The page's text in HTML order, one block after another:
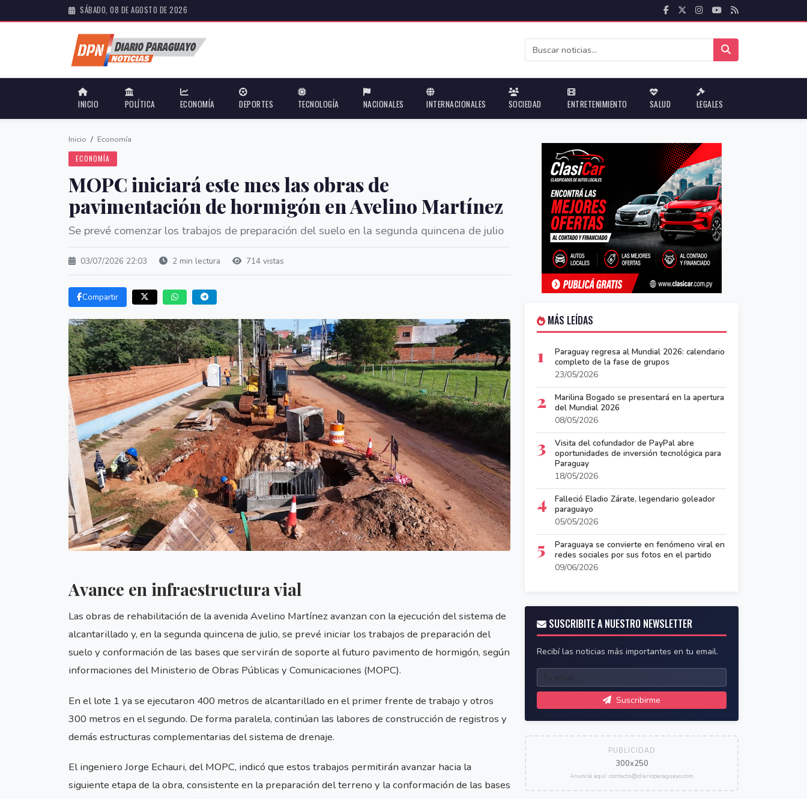
SÁBADO, 08 DE AGOSTO DE 2026
INICIO POLÍTICA ECONOMÍA DEPORTES TECNOLOGÍA NACIONALES INTERNACIONALES SOCIEDAD ENTRETENIMIENTO SALUD LEGALES
Inicio / Economía
ECONOMÍA
MOPC iniciará este mes las obras de
pavimentación de hormigón en Avelino Martínez
Se prevé comenzar los trabajos de preparación del suelo en la segunda quincena de julio
03/07/2026 22:03 2 min lectura 714 vistas
Compartir
Avance en infraestructura vial
Las obras de rehabilitación de la avenida Avelino Martínez avanzan con la ejecución del sistema de
alcantarillado y, en la segunda quincena de julio, se prevé iniciar los trabajos de preparación del
suelo y conformación de las bases que servirán de soporte al futuro pavimento de hormigón, según
informaciones del Ministerio de Obras Públicas y Comunicaciones (MOPC).
En el lote 1 ya se ejecutaron 400 metros de alcantarillado en el primer frente de trabajo y otros
300 metros en el segundo. De forma paralela, continúan las labores de construcción de registros y
demás estructuras complementarias del sistema de drenaje.
El ingeniero Jorge Echauri, del MOPC, indicó que estos trabajos permitirán avanzar hacia la
siguiente etapa de la obra, consistente en la preparación del terreno y la conformación de las bases
MÁS LEÍDAS
1
Paraguay regresa al Mundial 2026: calendario
completo de la fase de grupos
23/05/2026
2
Marilina Bogado se presentará en la apertura
del Mundial 2026
08/05/2026
3
Visita del cofundador de PayPal abre
oportunidades de inversión tecnológica para
Paraguay
18/05/2026
4
Falleció Eladio Zárate, legendario goleador
paraguayo
05/05/2026
5
Paraguaya se convierte en fenómeno viral en
redes sociales por sus fotos en el partido
09/06/2026
SUSCRIBITE A NUESTRO NEWSLETTER
Recibí las noticias más importantes en tu email.
Suscribirme
PUBLICIDAD
300x250
Anunciá aquí: contacto@diarioparaguayo.com